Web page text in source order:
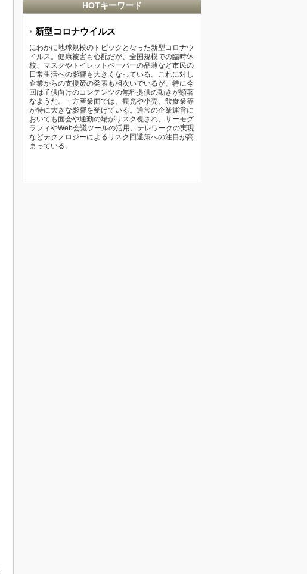
HOTキーワード
新型コロナウイルス
にわかに地球規模のトピックとなった新型コロナウ
イルス。健康被害も心配だが、全国規模での臨時休
校、マスクやトイレットペーパーの品薄など市民の
日常生活への影響も大きくなっている。これに対し
企業からの支援策の発表も相次いでいるが、特に今
回は子供向けのコンテンツの無料提供の動きが顕著
なようだ。一方産業面では、観光や小売、飲食業等
が特に大きな影響を受けている。通常の企業運営に
おいても面会や通勤の場がリスク視され、サーモグ
ラフィやWeb会議ツールの活用、テレワークの実現
などテクノロジーによるリスク回避策への注目が高
まっている。